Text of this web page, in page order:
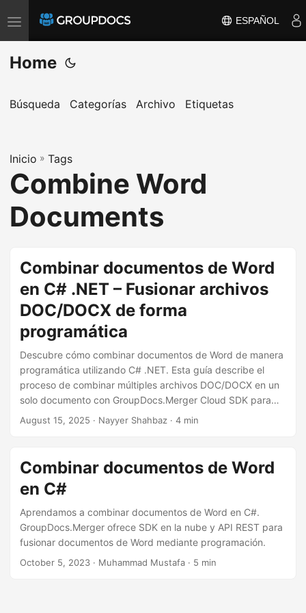
T
o
g
l
a
v
i
g
ESPAÑOL
Home
Búsqueda Categorías Archivo Etiquetas
Inicio » Tags
Combine Word
Documents
Combinar documentos de Word
en C# .NET – Fusionar archivos
DOC/DOCX de forma
programática
Descubre cómo combinar documentos de Word de manera
programática utilizando C# .NET. Esta guía describe el
proceso de combinar múltiples archivos DOC/DOCX en un
solo documento con GroupDocs.Merger Cloud SDK para
.NET, lo que permite una gestión y automatización de
August 15, 2025 · Nayyer Shahbaz · 4 min
Combinar documentos de Word
en C#
Aprendamos a combinar documentos de Word en C#.
GroupDocs.Merger ofrece SDK en la nube y API REST para
fusionar documentos de Word mediante programación.
October 5, 2023 · Muhammad Mustafa · 5 min